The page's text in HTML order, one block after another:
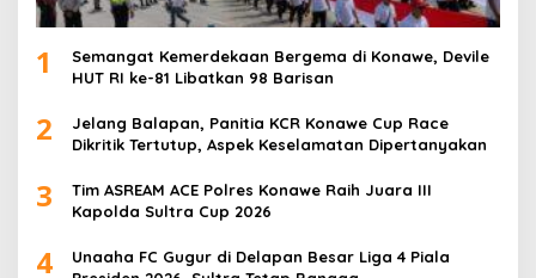
1
Semangat Kemerdekaan Bergema di Konawe, Devile
HUT RI ke-81 Libatkan 98 Barisan
2
Jelang Balapan, Panitia KCR Konawe Cup Race
Dikritik Tertutup, Aspek Keselamatan Dipertanyakan
3
Tim ASREAM ACE Polres Konawe Raih Juara III
Kapolda Sultra Cup 2026
4
Unaaha FC Gugur di Delapan Besar Liga 4 Piala